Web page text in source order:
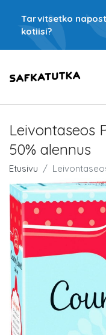
Tarvitsetko
kotiisi?
Leivontaseos
50% alennus
Etusivu